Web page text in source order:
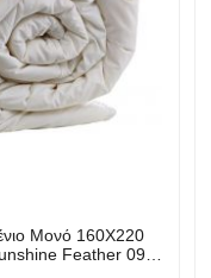
Μονό 160X220
Feather 091-